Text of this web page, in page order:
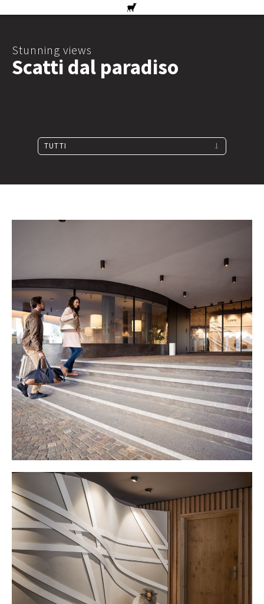
Scatti dal paradiso
Stunning views
TUTTI